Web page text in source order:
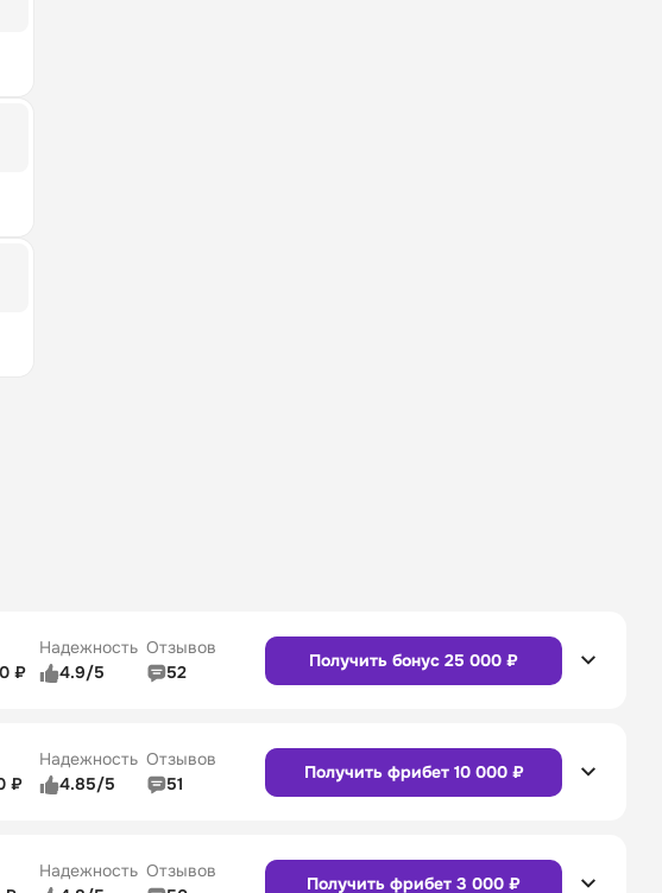
₽
Надежность
4.9/5
Отзывов
52
Получить бонус 25 000 ₽
Сайт Приложение
₽
Надежность
4.85/5
Отзывов
51
Получить фрибет 10 000 ₽
Надежность Отзывов
Получить фрибет 3 000 ₽